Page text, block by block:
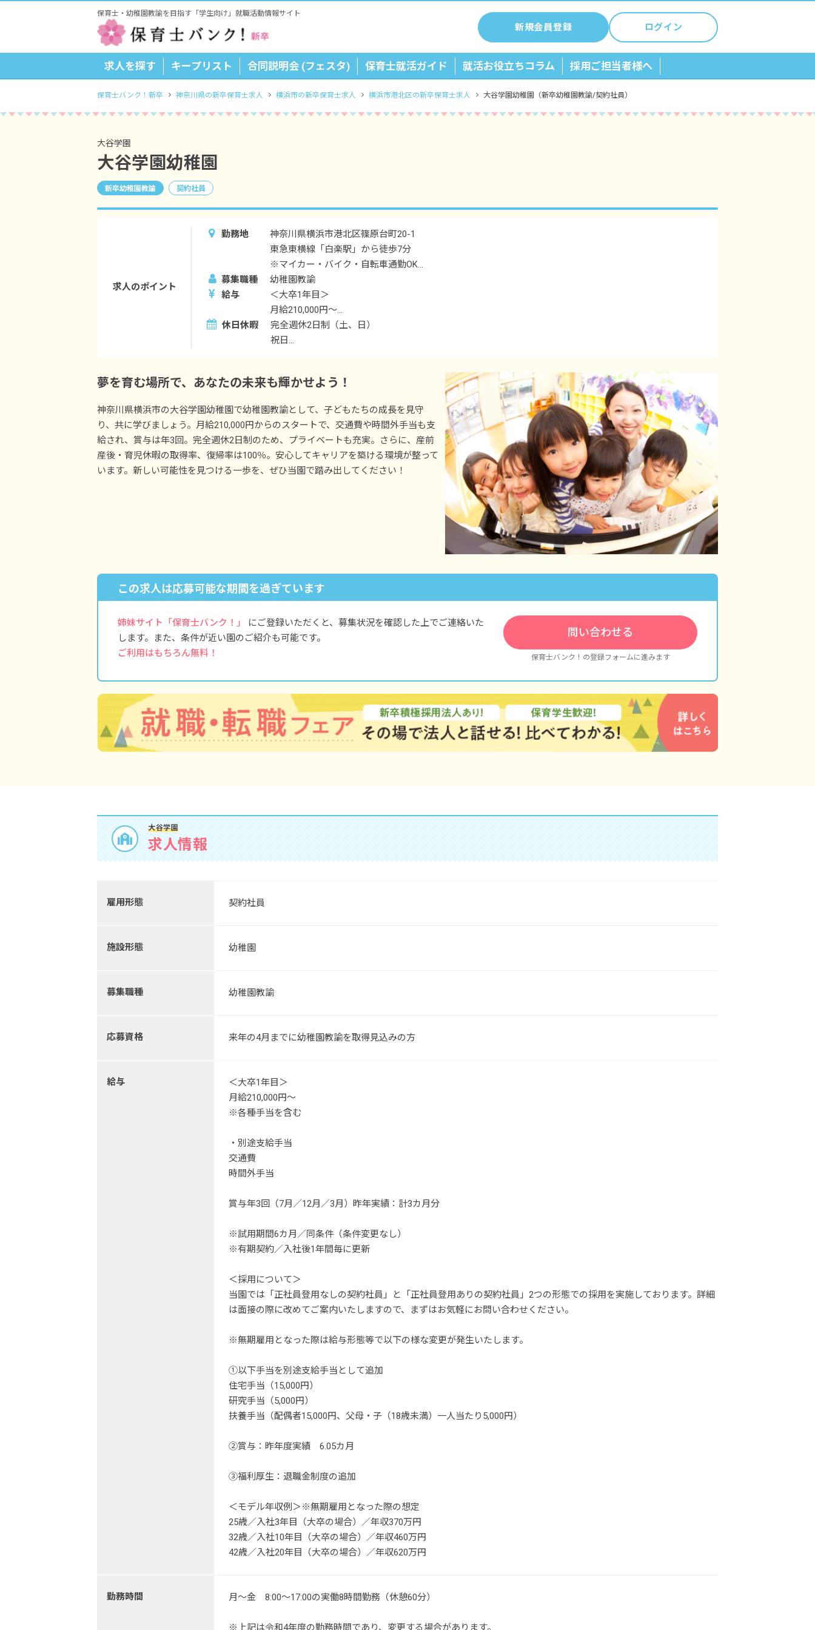
保育士・幼稚園教諭を目指す「学生向け」就職活動情報サイト
新規会員登録 ログイン
求人を探す キープリスト 合同説明会 (フェスタ) 保育士就活ガイド 就活お役立ちコラム 採用ご担当者様へ
保育士バンク！新卒 神奈川県の新卒保育士求人 横浜市の新卒保育士求人 横浜市港北区の新卒保育士求人 大谷学園幼稚園（新卒幼稚園教諭/契約社員）
大谷学園
大谷学園幼稚園
新卒幼稚園教諭 契約社員
求人のポイント
勤務地
神奈川県横浜市港北区篠原台町20-1
東急東横線「白楽駅」から徒歩7分
※マイカー・バイク・自転車通勤OK
◆住宅街の中にある幼稚園ですが、歩いて行ける距離に大きな公園があります。
募集職種
幼稚園教諭
給与
＜大卒1年目＞
月給210,000円～
※各種手当を含む
時間外手当
賞与年3回（7月／12月／3月）昨年実績：計3カ月分
※試用期間6カ月／同条件（条件変更なし）
※有期契約／入社後1年間毎に更新
当園では「正社員登用なしの契約社員」と「正社員登用ありの契約社員」2つの形態での採用を実施してお
ります。詳細は面接の際に改めてご案内いたしますので、まずはお気軽にお問い合わせください。
※無期雇用となった際は給与形態等で以下の様な変更が発生いたします。
①以下手当を別途支給手当として追加
扶養手当（配偶者15,000円、父母・子（18歳未満）一人当たり5,000円）
＜モデル年収例＞※無期雇用となった際の想定
25歳／入社3年目（大卒の場合）／年収370万円
32歳／入社10年目（大卒の場合）／年収460万円
休日休暇
完全週休2日制（土、日）
祝日
特別休暇（夏季・冬季・春季休暇時に年最大10日）
有給休暇（半休・時間休・5日以上の連休も取得可能）
慶弔休暇
産前産後・育児休暇（取得率、復帰率ともに100％）
介護・看護休暇など
※年間休日122日
夢を育む場所で、あなたの未来も輝かせよう！
神奈川県横浜市の大谷学園幼稚園で幼稚園教諭として、子どもたちの成長を見守
り、共に学びましょう。月給210,000円からのスタートで、交通費や時間外手当も支
給され、賞与は年3回。完全週休2日制のため、プライベートも充実。さらに、産前
産後・育児休暇の取得率、復帰率は100％。安心してキャリアを築ける環境が整って
います。新しい可能性を見つける一歩を、ぜひ当園で踏み出してください！
この求人は応募可能な期間を過ぎています
姉妹サイト「保育士バンク！」
にご登録いただくと、募集状況を確認した上でご連絡いた
します。また、条件が近い園のご紹介も可能です。
ご利用はもちろん無料！
問い合わせる
保育士バンク！の登録フォームに進みます
大谷学園
求人情報
雇用形態 契約社員
施設形態 幼稚園
募集職種 幼稚園教諭
応募資格 来年の4月までに幼稚園教諭を取得見込みの方
給与
＜大卒1年目＞
月給210,000円～
※各種手当を含む
・別途支給手当
交通費
時間外手当
賞与年3回（7月／12月／3月）昨年実績：計3カ月分
※試用期間6カ月／同条件（条件変更なし）
※有期契約／入社後1年間毎に更新
＜採用について＞
当園では「正社員登用なしの契約社員」と「正社員登用ありの契約社員」2つの形態での採用を実施しております。詳細
は面接の際に改めてご案内いたしますので、まずはお気軽にお問い合わせください。
※無期雇用となった際は給与形態等で以下の様な変更が発生いたします。
①以下手当を別途支給手当として追加
住宅手当（15,000円）
研究手当（5,000円）
扶養手当（配偶者15,000円、父母・子（18歳未満）一人当たり5,000円）
②賞与：昨年度実績 6.05カ月
③福利厚生：退職金制度の追加
＜モデル年収例＞※無期雇用となった際の想定
25歳／入社3年目（大卒の場合）／年収370万円
32歳／入社10年目（大卒の場合）／年収460万円
42歳／入社20年目（大卒の場合）／年収620万円
勤務時間 月～金 8:00～17:00の実働8時間勤務（休憩60分）
※上記は令和4年度の勤務時間であり、変更する場合があります。